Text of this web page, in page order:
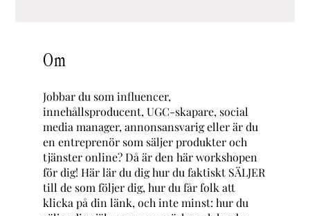
Om
Jobbar du som influencer,
innehållsproducent, UGC-skapare, social
media manager, annonsansvarig eller är du
en entreprenör som säljer produkter och
tjänster online? Då är den här workshopen
för dig! Här lär du dig hur du faktiskt SÄLJER
till de som följer dig, hur du får folk att
klicka på din länk, och inte minst: hur du